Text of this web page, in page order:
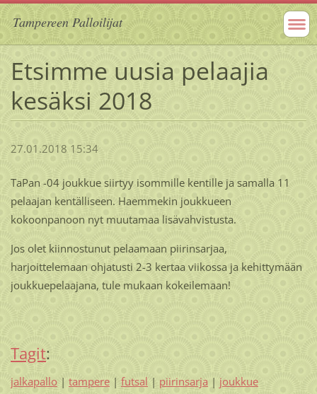
Tampereen Palloilijat
Etsimme uusia pelaajia
kesäksi 2018
27.01.2018 15:34
TaPan -04 joukkue siirtyy isommille kentille ja samalla 11
pelaajan kentälliseen. Haemmekin joukkueen
kokoonpanoon nyt muutamaa lisävahvistusta.
Jos olet kiinnostunut pelaamaan piirinsarjaa,
harjoittelemaan ohjatusti 2-3 kertaa viikossa ja kehittymään
joukkuepelaajana, tule mukaan kokeilemaan!
Tagit:
jalkapallo | tampere | futsal | piirinsarja | joukkue